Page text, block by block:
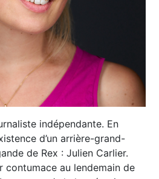
indépendante. En
d’un arrière-grand-
de Rex : Julien Carlier.
contumace au lendemain de